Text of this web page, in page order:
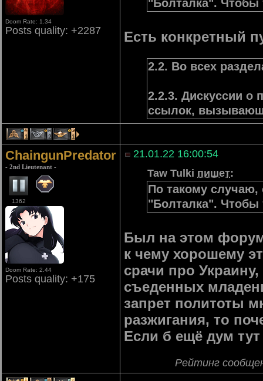
Doom Rate: 1.34
Posts quality: +2287
"Болталка". Чтобы
Есть конкретный
2.2. Во всех
2.2.3. Дискуссии о
ссылок,
1 2 1
ChaingunPredator
- 2nd Lieutenant -
1362
Doom Rate: 2.44
Posts quality: +175
21.01.22 16:00:54
Taw Tulki пишет:
По такому случаю,
"Болталка". Чтобы
Был на этом
к чему хорошему
срачи про
съеденных
запрет политоты
разжигания, то
Если б ещё дум
Рейтинг